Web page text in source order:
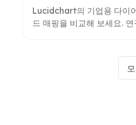
Lucidchart의 기업용 다이
드 매핑을 비교해 보세요.